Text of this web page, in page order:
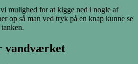
mulighed for at kigge ned i nogle af
op så man ved tryk på en knap kunne se
vandværket